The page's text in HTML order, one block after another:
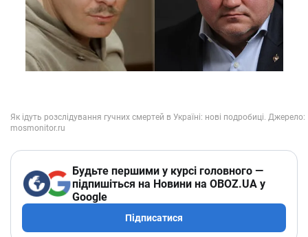
Будьте першими у курсі головного —
підпишіться на Новини на OBOZ.UA у
Google
Підписатися